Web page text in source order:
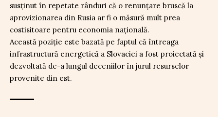
susținut în repetate rânduri că o renunțare bruscă la
aprovizionarea din Rusia ar fi o măsură mult prea
costisitoare pentru economia națională.
Această poziție este bazată pe faptul că întreaga
infrastructură energetică a Slovaciei a fost proiectată și
dezvoltată de-a lungul deceniilor în jurul resurselor
provenite din est.